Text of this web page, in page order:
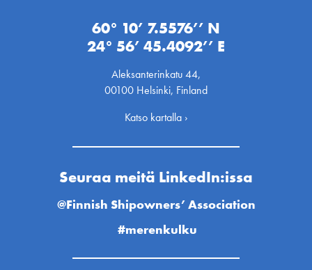
60° 10’ 7.5576’’ N
24° 56’ 45.4092’’ E
Aleksanterinkatu 44,
00100 Helsinki, Finland
Katso kartalla ›
Seuraa meitä LinkedIn:issa
@Finnish Shipowners’ Association
#merenkulku